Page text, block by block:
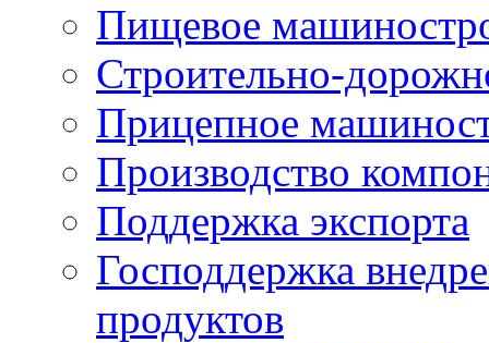
Пищевое
Строительно-
Прицепное
Производство
Поддержка экспорта
Господдержка
продуктов